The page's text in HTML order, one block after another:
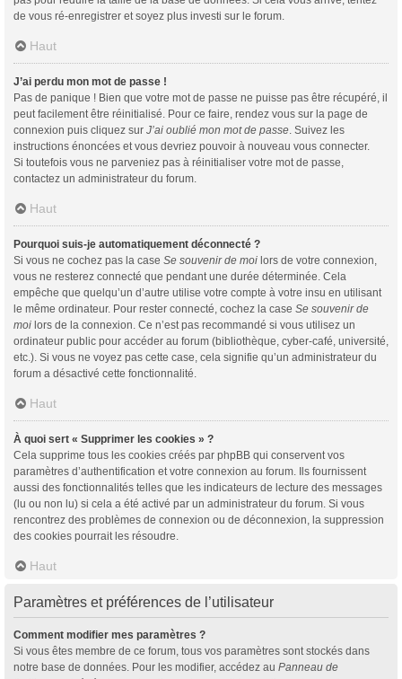
de vous ré-enregistrer et soyez plus investi sur le forum.
Haut
J’ai perdu mon mot de passe !
Pas de panique ! Bien que votre mot de passe ne puisse pas être récupéré, il
peut facilement être réinitialisé. Pour ce faire, rendez vous sur la page de
connexion puis cliquez sur J’ai oublié mon mot de passe . Suivez les
instructions énoncées et vous devriez pouvoir à nouveau vous connecter.
Si toutefois vous ne parveniez pas à réinitialiser votre mot de passe,
contactez un administrateur du forum.
Haut
Pourquoi suis-je automatiquement déconnecté ?
Si vous ne cochez pas la case Se souvenir de moi lors de votre connexion,
vous ne resterez connecté que pendant une durée déterminée. Cela
empêche que quelqu’un d’autre utilise votre compte à votre insu en utilisant
le même ordinateur. Pour rester connecté, cochez la case Se souvenir de
moi lors de la connexion. Ce n’est pas recommandé si vous utilisez un
ordinateur public pour accéder au forum (bibliothèque, cyber-café, université,
etc.). Si vous ne voyez pas cette case, cela signifie qu’un administrateur du
forum a désactivé cette fonctionnalité.
Haut
À quoi sert « Supprimer les cookies » ?
Cela supprime tous les cookies créés par phpBB qui conservent vos
paramètres d’authentification et votre connexion au forum. Ils fournissent
aussi des fonctionnalités telles que les indicateurs de lecture des messages
(lu ou non lu) si cela a été activé par un administrateur du forum. Si vous
rencontrez des problèmes de connexion ou de déconnexion, la suppression
des cookies pourrait les résoudre.
Haut
Paramètres et préférences de l’utilisateur
Comment modifier mes paramètres ?
Si vous êtes membre de ce forum, tous vos paramètres sont stockés dans
notre base de données. Pour les modifier, accédez au Panneau de